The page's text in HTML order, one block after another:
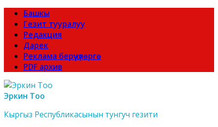
Башкы
Гезит тууралуу
Редакция
Дарек
Реклама берүүчүлөргө
PDF архив
Эркин Тоо
Кыргыз Республикасынын тунгуч гезити